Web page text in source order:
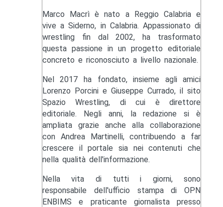
Marco Macrì è nato a Reggio Calabria e
vive a Siderno, in Calabria. Appassionato di
wrestling fin dal 2002, ha trasformato
questa passione in un progetto editoriale
concreto e riconosciuto a livello nazionale.
Nel 2017 ha fondato, insieme agli amici
Lorenzo Porcini e Giuseppe Currado, il sito
Spazio Wrestling, di cui è direttore
editoriale. Negli anni, la redazione si è
ampliata grazie anche alla collaborazione
con Andrea Martinelli, contribuendo a far
crescere il portale sia nei contenuti che
nella qualità dell'informazione.
Nella vita di tutti i giorni, sono
responsabile dell'ufficio stampa di OPN
ENBIMS e praticante giornalista presso